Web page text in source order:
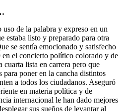
de la palabra y expreso en un
estaba listo y preparado para otra
se sentía emocionado y satisfecho
el concierto político colorado y de
lista en carrera pero que
para poner en la cancha distintos
a todos los ciudadanos. Aseguró
en materia política y de
internacional le han dado mejores
sus sueños de levantar al